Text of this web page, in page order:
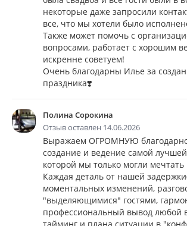
некоторые даже запросили
все, что мы хотели было
Также может помочь с
вопросами, работает с хорошим
искренне советуем!
Очень благодарны Илье за
праздника❣️
Полина Сорокина
Отзыв оставлен 14.06.2026
Выражаем ОГРОМНУЮ
создание и ведение самой
которой мы только могли мечтать
Каждая деталь от нашей
моментальных изменений,
"выделяющимися" гостями,
профессиональный вывод любой
тайминг и плана ситуации в